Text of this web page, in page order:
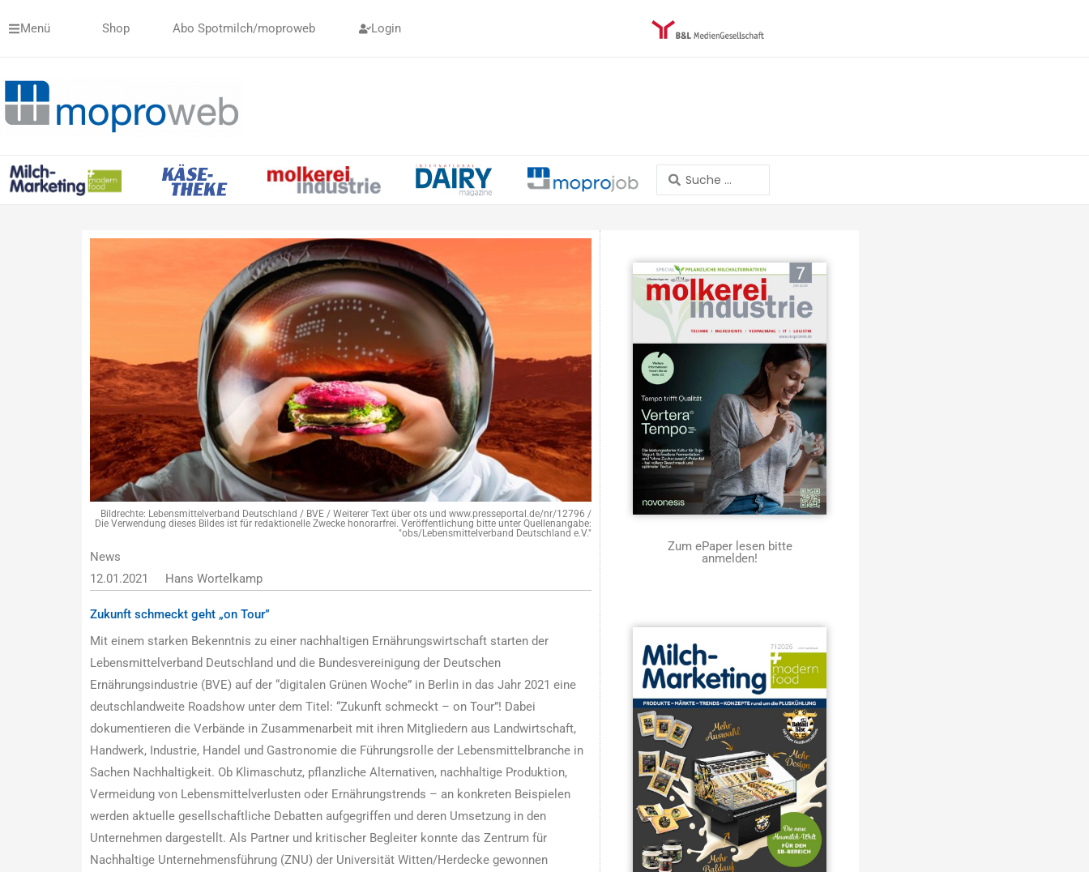
InhaltMenü Shop Abo Spotmilch/moproweb Login
Search
...
Bildrechte: Lebensmittelverband Deutschland / BVE / Weiterer Text über ots und www.presseportal.de/nr/12796 /
Die Verwendung dieses Bildes ist für redaktionelle Zwecke honorarfrei. Veröffentlichung bitte unter Quellenangabe:
"obs/Lebensmittelverband Deutschland e.V."
News
12.01.2021
Hans Wortelkamp
Zukunft schmeckt geht „on Tour”
Mit einem starken Bekenntnis zu einer nachhaltigen Ernährungswirtschaft starten der
Lebensmittelverband Deutschland und die Bundesvereinigung der Deutschen
Ernährungsindustrie (BVE) auf der “digitalen Grünen Woche” in Berlin in das Jahr 2021 eine
deutschlandweite Roadshow unter dem Titel: “Zukunft schmeckt – on Tour”! Dabei
dokumentieren die Verbände in Zusammenarbeit mit ihren Mitgliedern aus Landwirtschaft,
Handwerk, Industrie, Handel und Gastronomie die Führungsrolle der Lebensmittelbranche in
Sachen Nachhaltigkeit. Ob Klimaschutz, pflanzliche Alternativen, nachhaltige Produktion,
Vermeidung von Lebensmittelverlusten oder Ernährungstrends – an konkreten Beispielen
werden aktuelle gesellschaftliche Debatten aufgegriffen und deren Umsetzung in den
Unternehmen dargestellt. Als Partner und kritischer Begleiter konnte das Zentrum für
Nachhaltige Unternehmensführung (ZNU) der Universität Witten/Herdecke gewonnen
Zum ePaper lesen bitte
anmelden!